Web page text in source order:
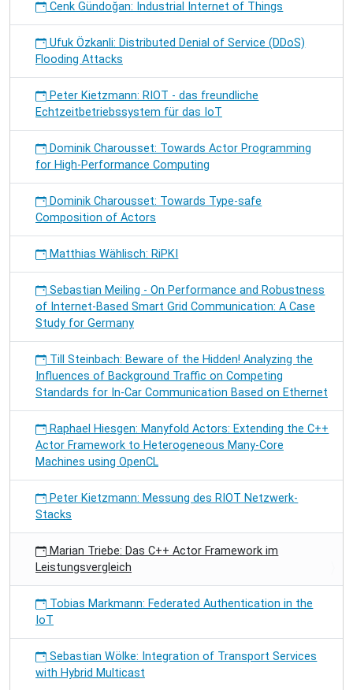
Cenk Gündoğan: Industrial Internet of Things
Ufuk Özkanli: Distributed Denial of Service (DDoS)
Flooding Attacks
Peter Kietzmann: RIOT - das freundliche
Echtzeitbetriebssystem für das IoT
Dominik Charousset: Towards Actor Programming
for High-Performance Computing
Dominik Charousset: Towards Type-safe
Composition of Actors
Matthias Wählisch: RiPKI
Sebastian Meiling - On Performance and Robustness
of Internet-Based Smart Grid Communication: A Case
Study for Germany
Till Steinbach: Beware of the Hidden! Analyzing the
Influences of Background Traffic on Competing
Standards for In-Car Communication Based on Ethernet
Raphael Hiesgen: Manyfold Actors: Extending the C++
Actor Framework to Heterogeneous Many-Core
Machines using OpenCL
Peter Kietzmann: Messung des RIOT Netzwerk-
Stacks
Marian Triebe: Das C++ Actor Framework im
Leistungsvergleich
Tobias Markmann: Federated Authentication in the
IoT
Sebastian Wölke: Integration of Transport Services
with Hybrid Multicast